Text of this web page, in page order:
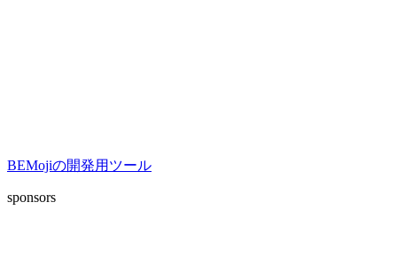
BEMojiの開発用ツール
sponsors